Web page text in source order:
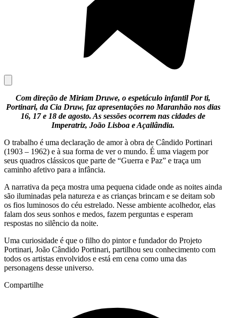
Com direção de Miriam Druwe, o espetáculo infantil Por ti,
Portinari, da Cia Druw, faz apresentações no Maranhão nos dias
16, 17 e 18 de agosto. As sessões ocorrem nas cidades de
Imperatriz, João Lisboa e Açailândia.
O trabalho é uma declaração de amor à obra de Cândido Portinari
(1903 – 1962) e à sua forma de ver o mundo. É uma viagem por
seus quadros clássicos que parte de “Guerra e Paz” e traça um
caminho afetivo para a infância.
A narrativa da peça mostra uma pequena cidade onde as noites ainda
são iluminadas pela natureza e as crianças brincam e se deitam sob
os fios luminosos do céu estrelado. Nesse ambiente acolhedor, elas
falam dos seus sonhos e medos, fazem perguntas e esperam
respostas no silêncio da noite.
Uma curiosidade é que o filho do pintor e fundador do Projeto
Portinari, João Cândido Portinari, partilhou seu conhecimento com
todos os artistas envolvidos e está em cena como uma das
personagens desse universo.
Compartilhe